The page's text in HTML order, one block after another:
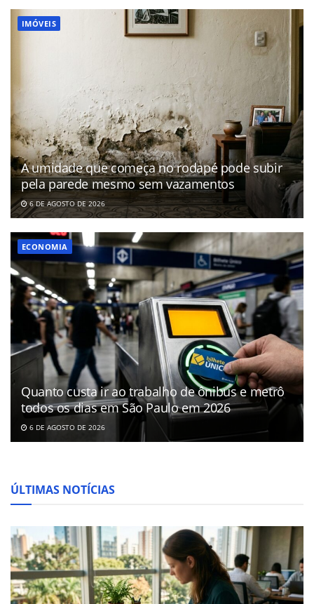
IMÓVEIS
A umidade que começa no rodapé pode subir
pela parede mesmo sem vazamentos
6 DE AGOSTO DE 2026
ECONOMIA
Quanto custa ir ao trabalho de ônibus e metrô
todos os dias em São Paulo em 2026
6 DE AGOSTO DE 2026
ÚLTIMAS NOTÍCIAS